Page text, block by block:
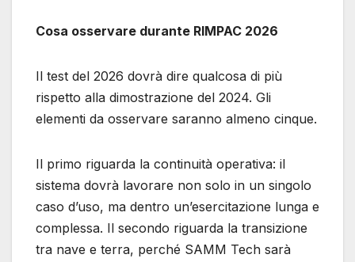
Cosa osservare durante RIMPAC 2026
Il test del 2026 dovrà dire qualcosa di più
rispetto alla dimostrazione del 2024. Gli
elementi da osservare saranno almeno cinque.
Il primo riguarda la continuità operativa: il
sistema dovrà lavorare non solo in un singolo
caso d’uso, ma dentro un’esercitazione lunga e
complessa. Il secondo riguarda la transizione
tra nave e terra, perché SAMM Tech sarà